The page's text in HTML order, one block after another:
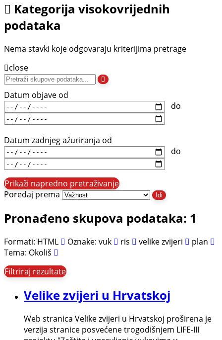
Kategorija visokovrijednih
podataka
Nema stavki koje odgovaraju kriterijima pretrage
close
Datum objave od
do
Datum zadnjeg ažuriranja od
do
Prikaži napredno pretraživanje
Poredaj prema
Idi
Pronađeno skupova podataka: 1
Formati: HTML Oznake: vuk ris velike zvijeri
plan
Tema: Okoliš
Filtriraj rezultate
Velike zvijeri u Hrvatskoj
Web stranica Velike zvijeri u Hrvatskoj proširena je
verzija stranice posvećene trogodišnjem LIFE-III